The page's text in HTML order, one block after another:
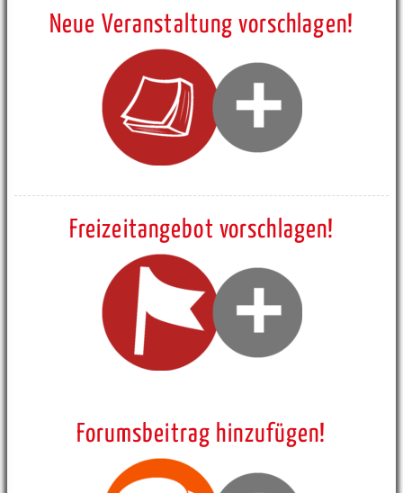
Neue Veranstaltung vorschlagen!
Freizeitangebot vorschlagen!
Forumsbeitrag hinzufügen!